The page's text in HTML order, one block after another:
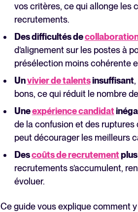
vos critères, ce qui allonge les
recrutements.
Des difficultés de
d’alignement sur les postes à
présélection moins cohérente
Unvivier de talentsinsuffisant,
bons, ce qui réduit le nombre
Uneexpérience candidat
de la confusion et des
peut décourager les meilleurs
Descoûts de recrutementplus
recrutements s’accumulent,
évoluer.
Ce guide vous explique comment